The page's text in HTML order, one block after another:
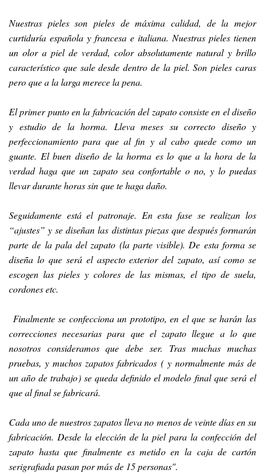
Nuestras pieles son pieles de máxima calidad, de la mejor
curtiduría española y francesa e italiana. Nuestras pieles tienen
un olor a piel de verdad, color absolutamente natural y brillo
característico que sale desde dentro de la piel. Son pieles caras
pero que a la larga merece la pena.
El primer punto en la fabricación del zapato consiste en el diseño
y estudio de la horma. Lleva meses su correcto diseño y
perfeccionamiento para que al fin y al cabo quede como un
guante. El buen diseño de la horma es lo que a la hora de la
verdad haga que un zapato sea confortable o no, y lo puedas
llevar durante horas sin que te haga daño.
Seguidamente está el patronaje. En esta fase se realizan los
“ajustes” y se diseñan las distintas piezas que después formarán
parte de la pala del zapato (la parte visible). De esta forma se
diseña lo que será el aspecto exterior del zapato, así como se
escogen las pieles y colores de las mismas, el tipo de suela,
cordones etc.
Finalmente se confecciona un prototipo, en el que se harán las
correcciones necesarias para que el zapato llegue a lo que
nosotros consideramos que debe ser. Tras muchas muchas
pruebas, y muchos zapatos fabricados ( y normalmente más de
un año de trabajo) se queda definido el modelo final que será el
que al final se fabricará.
Cada uno de nuestros zapatos lleva no menos de veinte días en su
fabricación. Desde la elección de la piel para la confección del
zapato hasta que finalmente es metido en la caja de cartón
serigrafiada pasan por más de 15 personas".